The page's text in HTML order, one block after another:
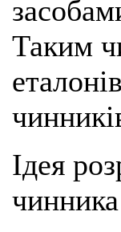
Таким
Ідея